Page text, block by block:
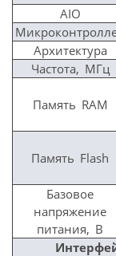
AIO
Архитектура
Частота, МГц
Память RAМ
Память Flash
Базовое
напряжение
питания, В